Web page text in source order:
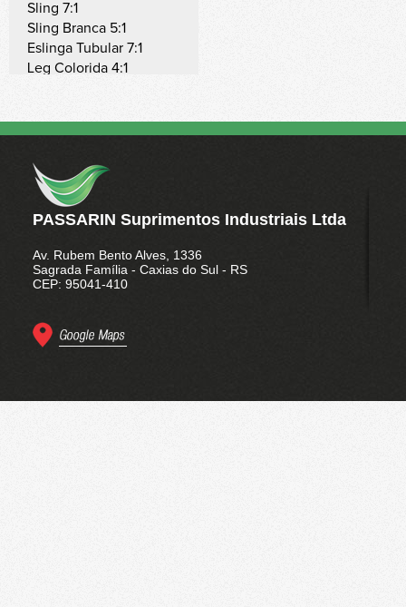
Sling 7:1
Sling Branca 5:1
Eslinga Tubular 7:1
Leg Colorida 4:1
Steel Branca 4:1
Amarração de Carga
Móvel
Catracas Fixas
Fitas Avulsas
Variação de Ganchos
Operação da Catraca
Polias
PASSARIN Suprimentos Industriais Ltda
Av. Rubem Bento Alves, 1336
Sagrada Família - Caxias do Sul - RS
CEP: 95041-410